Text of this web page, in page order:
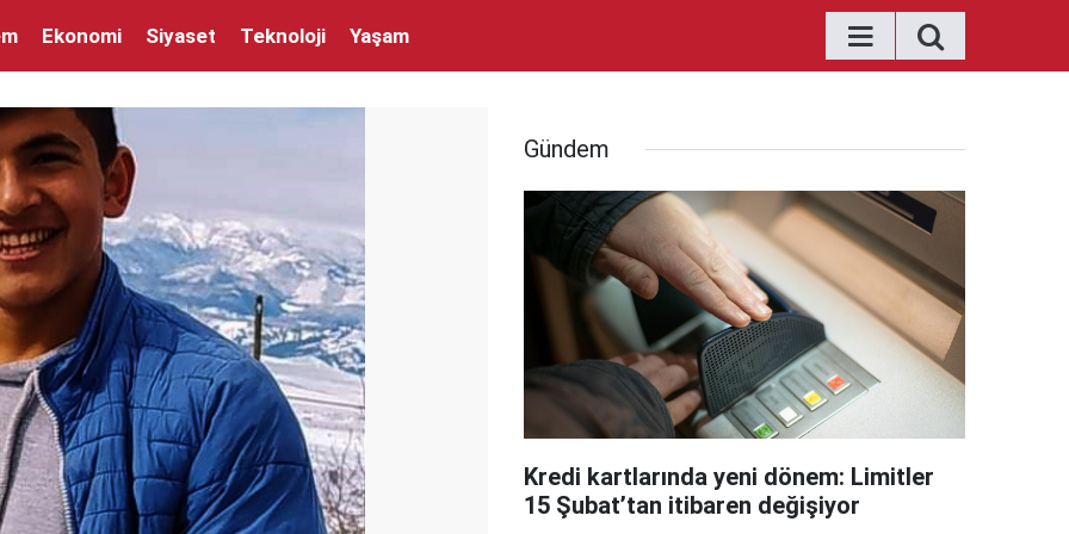
Ekonomi Siyaset Teknoloji Yaşam
Gündem
Kredi kartlarında yeni dönem: Limitler
15 Şubat’tan itibaren değişiyor